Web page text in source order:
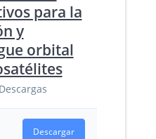
para la
y
orbital
Descargar